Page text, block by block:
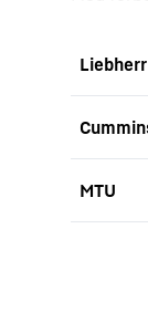
Liebherr
MTU